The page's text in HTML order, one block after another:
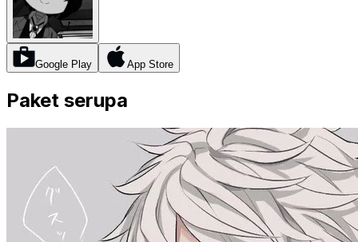
Google Play App Store
Paket serupa